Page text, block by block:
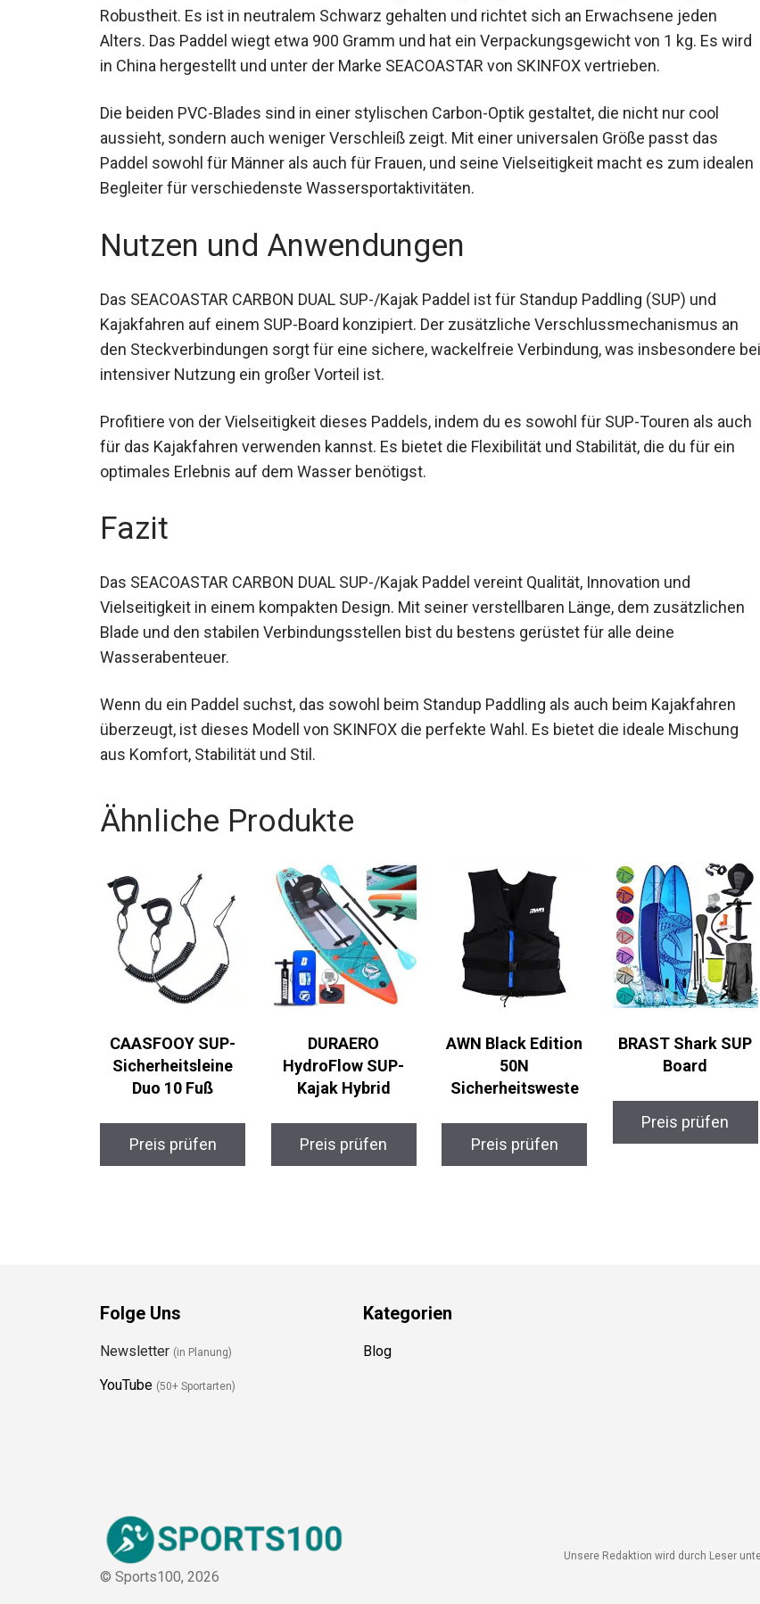
hoher Robustheit. Es ist in neutralem Schwarz gehalten und richtet sich an Erwachsene
jeden Alters. Das Paddel wiegt etwa 900 Gramm und hat ein Verpackungsgewicht von 1 kg.
Es wird in China hergestellt und unter der Marke SEACOASTAR von SKINFOX vertrieben.
Die beiden PVC-Blades sind in einer stylischen Carbon-Optik gestaltet, die nicht nur cool
aussieht, sondern auch weniger Verschleiß zeigt. Mit einer universalen Größe passt das
Paddel sowohl für Männer als auch für Frauen, und seine Vielseitigkeit macht es zum
idealen Begleiter für verschiedenste Wassersportaktivitäten.
Nutzen und Anwendungen
Das SEACOASTAR CARBON DUAL SUP-/Kajak Paddel ist für Standup Paddling (SUP) und
Kajakfahren auf einem SUP-Board konzipiert. Der zusätzliche Verschlussmechanismus an
den Steckverbindungen sorgt für eine sichere, wackelfreie Verbindung, was insbesondere
bei intensiver Nutzung ein großer Vorteil ist.
Profitiere von der Vielseitigkeit dieses Paddels, indem du es sowohl für SUP-Touren als
auch für das Kajakfahren verwenden kannst. Es bietet die Flexibilität und Stabilität, die du für
ein optimales Erlebnis auf dem Wasser benötigst.
Fazit
Das SEACOASTAR CARBON DUAL SUP-/Kajak Paddel vereint Qualität, Innovation und
Vielseitigkeit in einem kompakten Design. Mit seiner verstellbaren Länge, dem zusätzlichen
Blade und den stabilen Verbindungsstellen bist du bestens gerüstet für alle deine
Wasserabenteuer.
Wenn du ein Paddel suchst, das sowohl beim Standup Paddling als auch beim Kajakfahren
überzeugt, ist dieses Modell von SKINFOX die perfekte Wahl. Es bietet die ideale Mischung
aus Komfort, Stabilität und Stil.
Ähnliche Produkte
CAASFOOY SUP-
Sicherheitsleine
Duo 10 Fuß
Preis prüfen
DURAERO
HydroFlow SUP-
Kajak Hybrid
Preis prüfen
AWN Black Edition
50N
Sicherheitsweste
Preis prüfen
BRAST Shark SUP
Board
Preis prüfen
Folge Uns
Newsletter(in Planung)
YouTube (50+ Sportarten)
Kategorien
Blog
© Sports100, 2026
Unsere Redaktion wird durch Leser